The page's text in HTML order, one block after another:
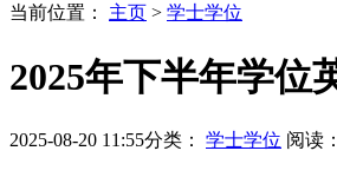
当前位置： 主页 > 学士学位
2025年下半年学位
2025-08-20 11:55分类： 学士学位 阅读：